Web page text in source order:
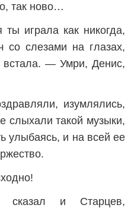
так ново…
играла как никогда,
слезами на глазах,
встала. — Умри, Денис,
изумлялись,
слыхали такой музыки,
улыбаясь, и на всей ее
и Старцев,